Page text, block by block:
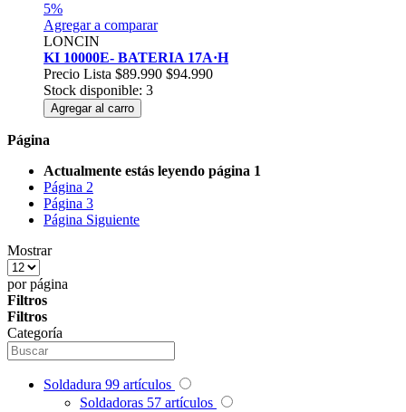
5%
Agregar a comparar
LONCIN
KI 10000E- BATERIA 17A·H
Precio Lista $89.990 $94.990
Stock disponible: 3
Agregar al carro
Página
Actualmente estás leyendo página 1
Página 2
Página 3
Página Siguiente
Mostrar
por página
Filtros
Filtros
Categoría
Soldadura 99 artículos
Soldadoras 57 artículos